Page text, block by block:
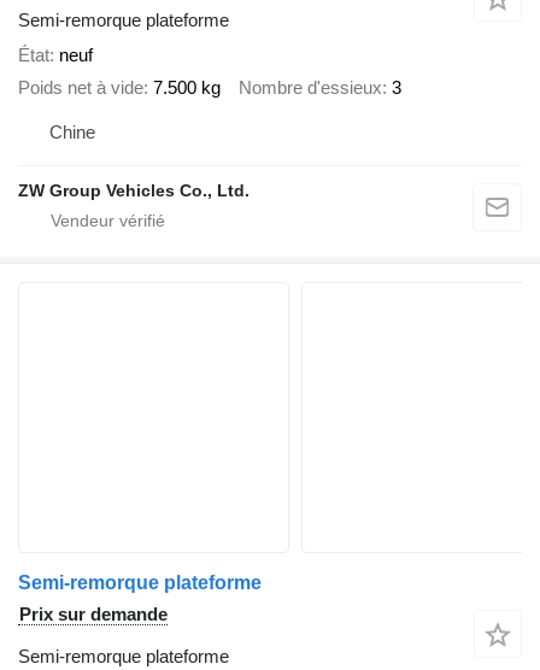
Semi-remorque plateforme
État neuf
Poids net à vide 7.500 kg Nombre d'essieux 3
Chine
ZW Group Vehicles Co., Ltd.
Semi-remorque plateforme
Prix sur demande
Semi-remorque plateforme